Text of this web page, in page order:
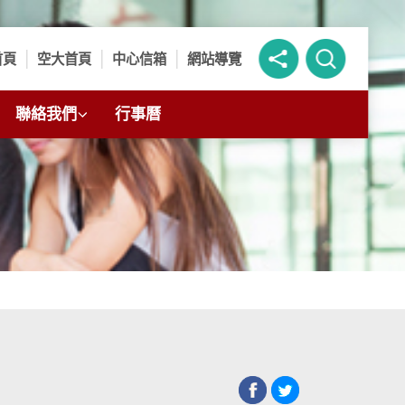
空大首頁 中心信箱 網站導覽
聯絡我們 行事曆